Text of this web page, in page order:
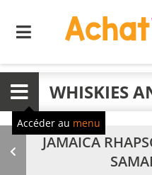
Menu
Menu WHISKIES
Accéder au menu
Produit
JAMAICA